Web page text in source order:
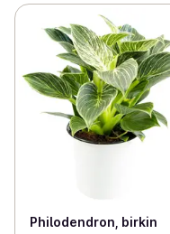
Philodendron, birkin